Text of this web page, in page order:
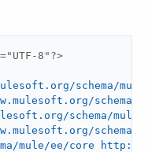
8"?>
schema/
schema/
schema/mule/
schema/
mule/ee/core http://